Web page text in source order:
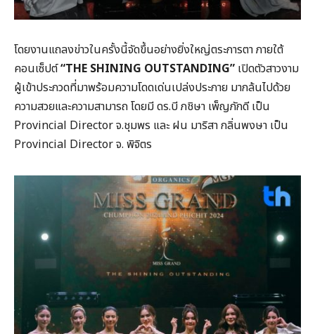
โดยงานแถลงข่าวในครั้งนี้จัดขึ้นอย่างยิ่งใหญ่ตระการตา ภายใต้
คอนเซ็ปต์“THE SHINING OUTSTANDING” เปิดตัวสาวงาม
ผู้เข้าประกวดที่มาพร้อมความโดดเด่นเปล่งประกาย มากล้นไปด้วย
ความสวยและความสามารถ โดยมี ดร.บี ภชิษา เพ็ญภักดี เป็น
Provincial Director จ.ชุมพร และ ฝน มาริสา กลิ่นพงษา เป็น
Provincial Director จ. พิจิตร